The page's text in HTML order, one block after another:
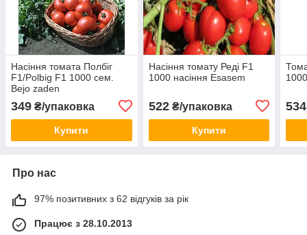
Насіння томата Полбіг
F1/Polbig F1 1000 сем.
Bejo zaden
349 ₴/упаковка
Купити
Насіння томату Реді F1
1000 насіння Esasem
522₴/упаковка
Купити
534
Про нас
97% позитивних з 62 відгуків за рік
Працює з 28.10.2013